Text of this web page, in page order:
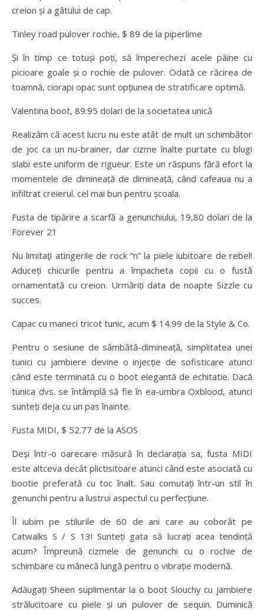
creion și a gâtului de cap.
Tinley road pulover rochie, $ 89 de la piperlime
Și în timp ce totuși poți, să împerechezi acele pâine cu
picioare goale și o rochie de pulover. Odată ce răcirea de
toamnă, ciorapi opac sunt opțiunea de stratificare optimă.
Valentina boot, 89.95 dolari de la societatea unică
Realizăm că acest lucru nu este atât de mult un schimbător
de joc ca un nu-brainer, dar cizme înalte purtate cu blugi
slabi este uniform de rigueur. Este un răspuns fără efort la
momentele de dimineață de dimineață, când cafeaua nu a
infiltrat creierul. cel mai bun pentru școala.
Fusta de tipărire a scarfă a genunchiului, 19,80 dolari de la
Forever 21
Nu limitați atingerile de rock “n” la piele iubitoare de rebel!
Aduceți chicurile pentru a împacheta copii cu o fustă
ornamentată cu creion. Urmăriți data de noapte Sizzle cu
succes.
Capac cu maneci tricot tunic, acum $ 14.99 de la Style & Co.
Pentru o sesiune de sâmbătă-dimineață, simplitatea unei
tunici cu jambiere devine o injecție de sofisticare atunci
când este terminată cu o boot elegantă de echitatie. Dacă
tunica dvs. se întâmplă să fie în ea-umbra Oxblood, atunci
sunteți deja cu un pas înainte.
Fusta MIDI, $ 52.77 de la ASOS
Deși într-o oarecare măsură în declarația sa, fusta MIDI
este altceva decât plictisitoare atunci când este asociată cu
bootie preferată cu toc înalt. Sau comutați într-un stil în
genunchi pentru a lustrui aspectul cu perfecțiune.
Îl iubim pe stilurile de 60 de ani care au coborât pe
Catwalks S / S 13! Sunteți gata să lucrați acea tendință
acum? Împreună cizmele de genunchi cu o rochie de
schimbare cu mânecă lungă pentru o vibrație modernă.
Adăugați Sheen suplimentar la o boot Slouchy cu jambiere
strălucitoare cu piele și un pulover de sequin. Duminică